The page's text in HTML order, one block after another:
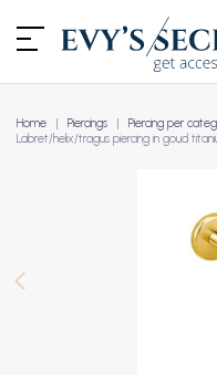
Home Piercings Piercing per
Labret/helix/tragus piercing in goud